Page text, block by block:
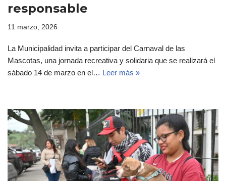
responsable
11 marzo, 2026
La Municipalidad invita a participar del Carnaval de las
Mascotas, una jornada recreativa y solidaria que se realizará el
sábado 14 de marzo en el… Leer más »